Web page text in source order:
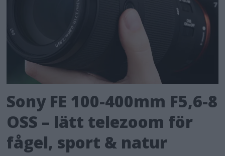
Sony FE 100-400mm F5,6-8
OSS – lätt telezoom för
fågel, sport & natur